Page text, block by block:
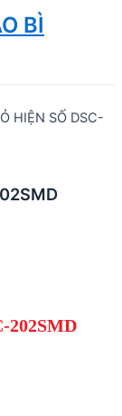
BÌ
HIỆN SỐ DSC-
202SMD